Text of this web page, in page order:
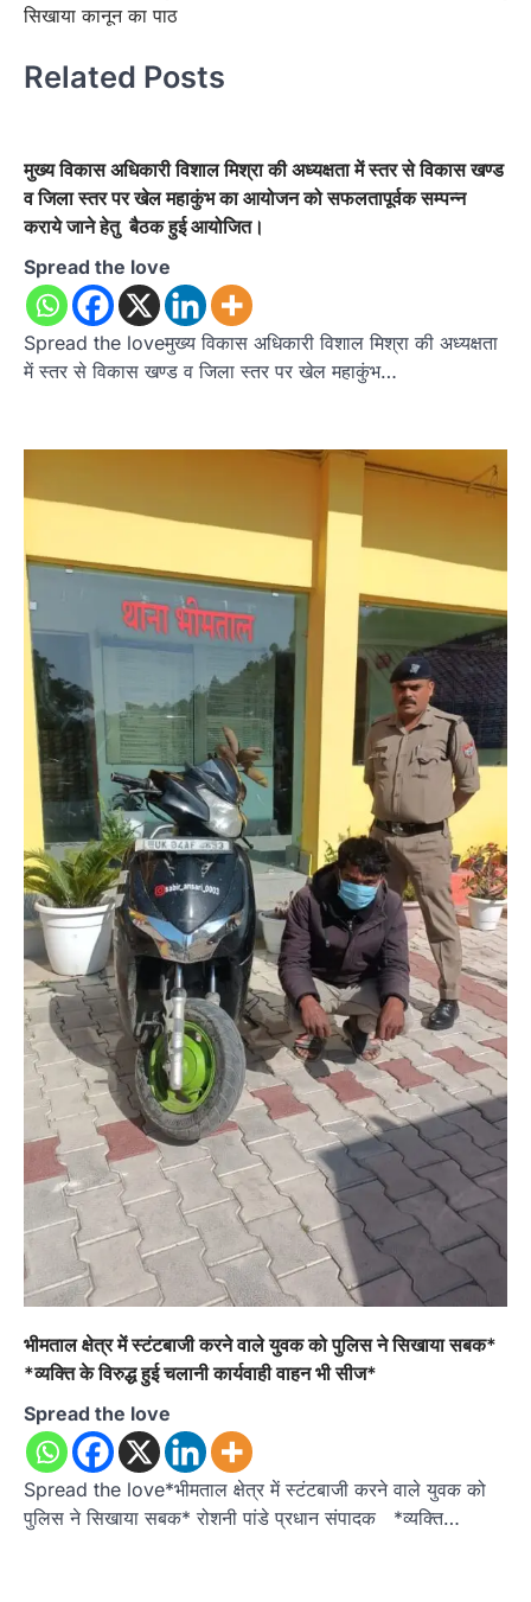
सिखाया कानून का पाठ
Related Posts
मुख्य विकास अधिकारी विशाल मिश्रा की अध्यक्षता में स्तर से विकास खण्ड
व जिला स्तर पर खेल महाकुंभ का आयोजन को सफलतापूर्वक सम्पन्न
कराये जाने हेतु बैठक हुई आयोजित।
Spread the love
Spread the loveमुख्य विकास अधिकारी विशाल मिश्रा की अध्यक्षता
में स्तर से विकास खण्ड व जिला स्तर पर खेल महाकुंभ…
भीमताल क्षेत्र में स्टंटबाजी करने वाले युवक को पुलिस ने सिखाया सबक*
*व्यक्ति के विरुद्ध हुई चलानी कार्यवाही वाहन भी सीज*
Spread the love
Spread the love*भीमताल क्षेत्र में स्टंटबाजी करने वाले युवक को
पुलिस ने सिखाया सबक* रोशनी पांडे प्रधान संपादक *व्यक्ति…